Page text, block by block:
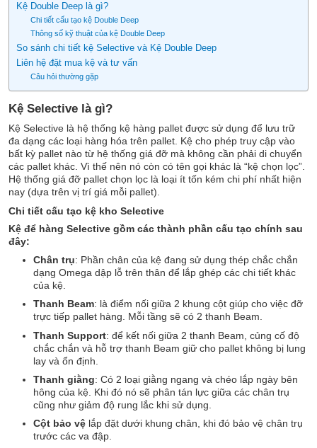
Kệ Double Deep là gì?
Chi tiết cấu tạo kệ Double Deep
Thông số kỹ thuật của kệ Double Deep
So sánh chi tiết kệ Selective và Kệ Double Deep
Liên hệ đặt mua kệ và tư vấn
Câu hỏi thường gặp
Kệ Selective là gì?
Kệ Selective là hệ thống kệ hàng pallet được sử dụng để lưu trữ
đa dạng các loại hàng hóa trên pallet. Kệ cho phép truy cập vào
bất kỳ pallet nào từ hệ thống giá đỡ mà không cần phải di chuyển
các pallet khác. Vì thế nên nó còn có tên gọi khác là “kệ chọn lọc”.
Hệ thống giá đỡ pallet chọn lọc là loại ít tốn kém chi phí nhất hiện
nay (dựa trên vị trí giá mỗi pallet).
Chi tiết cấu tạo kệ kho Selective
Kệ để hàng Selective gồm các thành phần cấu tạo chính sau
đây:
Chân trụ: Phần chân của kệ đang sử dụng thép chắc chắn
dạng Omega dập lỗ trên thân để lắp ghép các chi tiết khác
của kệ.
Thanh Beam: là điểm nối giữa 2 khung cột giúp cho việc đỡ
trực tiếp pallet hàng. Mỗi tầng sẽ có 2 thanh Beam.
Thanh Support: để kết nối giữa 2 thanh Beam, củng cố độ
chắc chắn và hỗ trợ thanh Beam giữ cho pallet không bị lung
lay và ổn định.
Thanh giằng: Có 2 loại giằng ngang và chéo lắp ngày bên
hông của kệ. Khi đó nó sẽ phân tán lực giữa các chân trụ
cũng như giảm độ rung lắc khi sử dụng.
Cột bảo vệ lắp đặt dưới khung chân, khi đó bảo vệ chân trụ
trước các va đập.